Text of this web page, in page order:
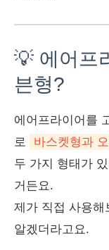
💡 에어프
븐형?
에어프라이어를
로
바스켓형과
두 가지 형태가
거든요.
제가 직접 사용해
알겠더라고요.